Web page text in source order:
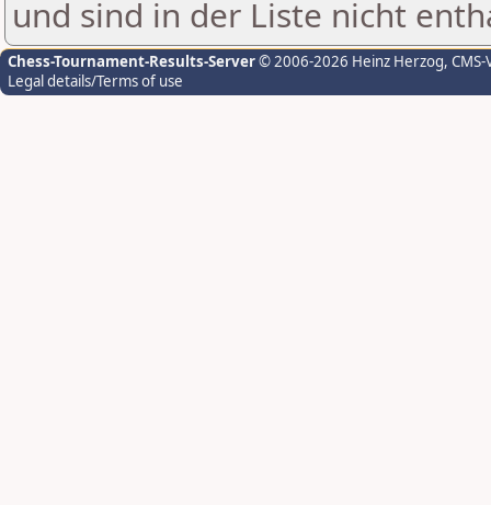
und sind in der Liste nicht
Chess-Tournament-Results-Server© 2006-2026 Heinz Herzog,
Legal details/Terms of use